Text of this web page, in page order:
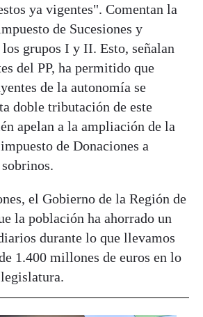
ya vigentes". Comentan la
de Sucesiones y
grupos I y II. Esto, señalan
del PP, ha permitido que
de la autonomía se
doble tributación de este
apelan a la ampliación de la
de Donaciones a
el Gobierno de la Región de
la población ha ahorrado un
durante lo que llevamos
1.400 millones de euros en lo